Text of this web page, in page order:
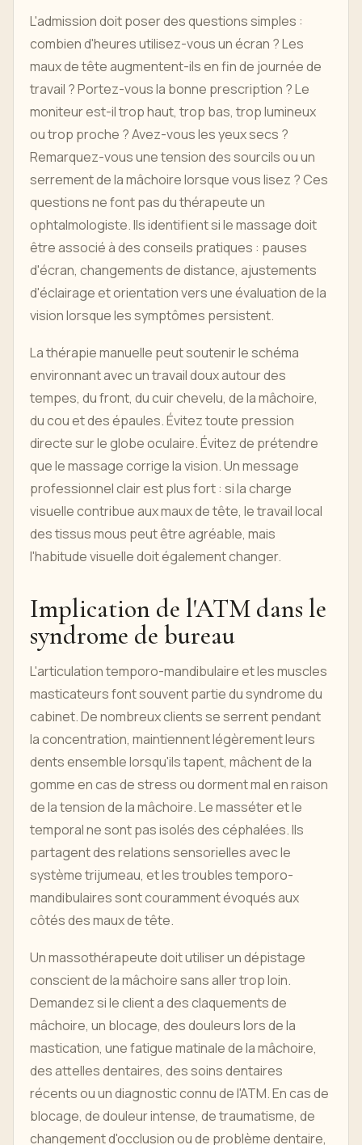
L'admission doit poser des questions simples :
combien d'heures utilisez-vous un écran ? Les
maux de tête augmentent-ils en fin de journée de
travail ? Portez-vous la bonne prescription ? Le
moniteur est-il trop haut, trop bas, trop lumineux
ou trop proche ? Avez-vous les yeux secs ?
Remarquez-vous une tension des sourcils ou un
serrement de la mâchoire lorsque vous lisez ? Ces
questions ne font pas du thérapeute un
ophtalmologiste. Ils identifient si le massage doit
être associé à des conseils pratiques : pauses
d'écran, changements de distance, ajustements
d'éclairage et orientation vers une évaluation de la
vision lorsque les symptômes persistent.
La thérapie manuelle peut soutenir le schéma
environnant avec un travail doux autour des
tempes, du front, du cuir chevelu, de la mâchoire,
du cou et des épaules. Évitez toute pression
directe sur le globe oculaire. Évitez de prétendre
que le massage corrige la vision. Un message
professionnel clair est plus fort : si la charge
visuelle contribue aux maux de tête, le travail local
des tissus mous peut être agréable, mais
l'habitude visuelle doit également changer.
Implication de l'ATM dans le
syndrome de bureau
L'articulation temporo-mandibulaire et les muscles
masticateurs font souvent partie du syndrome du
cabinet. De nombreux clients se serrent pendant
la concentration, maintiennent légèrement leurs
dents ensemble lorsqu'ils tapent, mâchent de la
gomme en cas de stress ou dorment mal en raison
de la tension de la mâchoire. Le masséter et le
temporal ne sont pas isolés des céphalées. Ils
partagent des relations sensorielles avec le
système trijumeau, et les troubles temporo-
mandibulaires sont couramment évoqués aux
côtés des maux de tête.
Un massothérapeute doit utiliser un dépistage
conscient de la mâchoire sans aller trop loin.
Demandez si le client a des claquements de
mâchoire, un blocage, des douleurs lors de la
mastication, une fatigue matinale de la mâchoire,
des attelles dentaires, des soins dentaires
récents ou un diagnostic connu de l'ATM. En cas de
blocage, de douleur intense, de traumatisme, de
changement d'occlusion ou de problème dentaire,